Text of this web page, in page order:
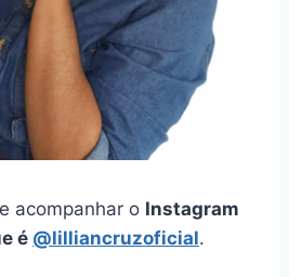
acompanhar o Instagram
é @lilliancruzoficial.